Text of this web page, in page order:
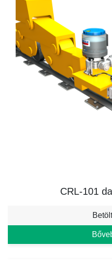
CRL-101